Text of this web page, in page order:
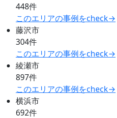
448件
このエリアの事例をcheck→
藤沢市
304件
このエリアの事例をcheck→
綾瀬市
897件
このエリアの事例をcheck→
横浜市
692件